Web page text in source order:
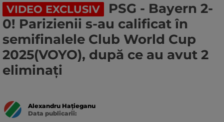
VIDEO EXCLUSIV
PSG - Bayern 2-
0! Parizienii s-au calificat în
semifinalele Club World Cup
2025(VOYO), după ce au avut 2
eliminați
Alexandru Hațieganu
Data publicarii: